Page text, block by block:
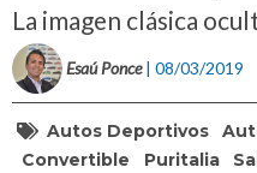
La imagen clásica
Esaú Ponce | 08/03/2019
Autos Deportivos
Convertible
Puritalia